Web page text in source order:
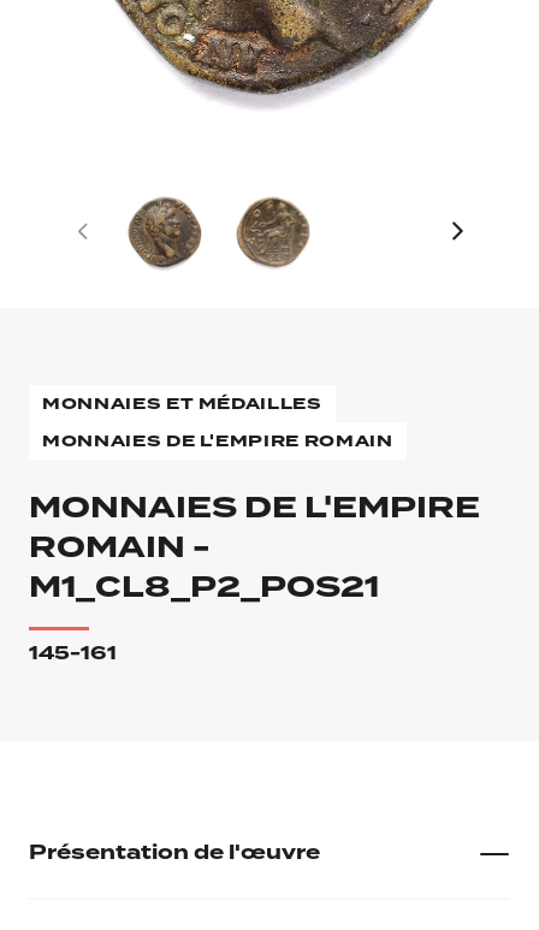
MONNAIES ET MÉDAILLES
MONNAIES DE L'EMPIRE ROMAIN
MONNAIES DE L'EMPIRE
ROMAIN -
M1_CL8_P2_POS21
145-161
Présentation de l'œuvre